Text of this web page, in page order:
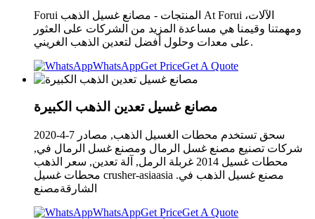
Forui المنتجات - مصانع غسيل الذهب At Forui الآلات،
ومهمتنا وقيمنا هي مساعدة المزيد من الشركات على العثور
على معدات وحلول أفضل لتعدين الذهب الغريني.
WhatsAppGet PriceGet A Quote
مصانع غسيل تعدين الذهب الكبيرة
2020-4-7 سحق تستخدم محطات الغسيل الذهب, مصادر
شركات تصنيع مصنع غسل الرمال ومصنع غسل الرمال في,
محطات غسيل 2014 غربلة الرمل, آلة تعدين, سعر الذهب
محطات غسيل crusher-asiaasia .مصنع غسيل الذهب في
الشارقةمصنع
WhatsAppGet PriceGet A Quote